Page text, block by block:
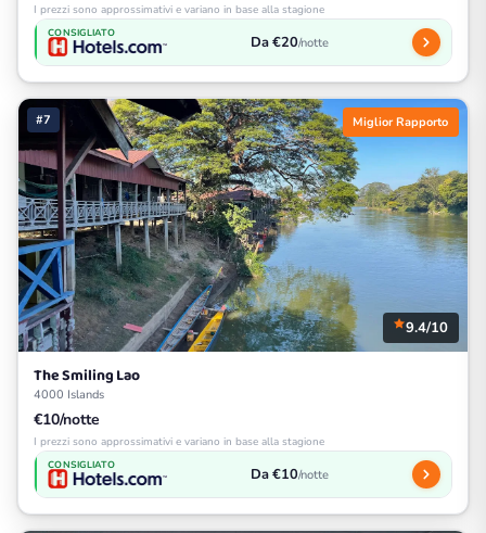
I prezzi sono approssimativi e variano in base alla stagione
CONSIGLIATO Da €20/notte
#7 Miglior Rapporto
9.4/10
The Smiling Lao
4000 Islands
€10/notte
I prezzi sono approssimativi e variano in base alla stagione
CONSIGLIATO Da €10/notte